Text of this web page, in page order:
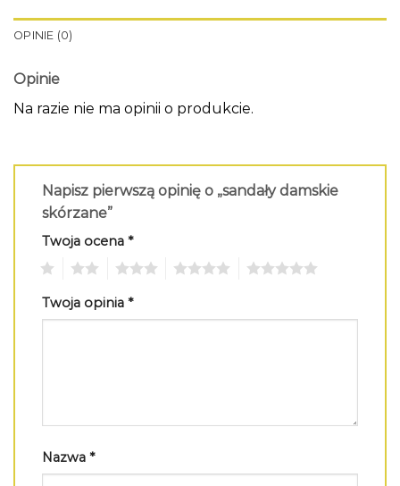
OPINIE (0)
Opinie
Na razie nie ma opinii o produkcie.
Napisz pierwszą opinię o „sandały damskie
skórzane”
Twoja ocena *
Twoja opinia *
Nazwa *